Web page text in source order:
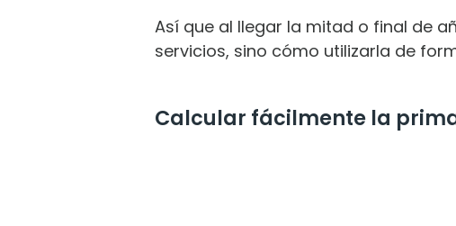
Así que al llegar la mitad o final de
servicios, sino cómo utilizarla de
Calcular fácilmente la